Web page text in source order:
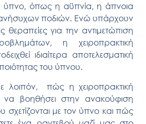
ύπνο, όπως η αϋπνία, η άπνοια
ποδιών. Ενώ υπάρχουν
θεραπείες για την αντιμετώπιση
η χειροπρακτική
ιδιαίτερα αποτελεσματική
του ύπνου.
λοιπόν, πώς η χειροπρακτική
να βοηθήσει στην ανακούφιση
με τον ύπνο και πώς